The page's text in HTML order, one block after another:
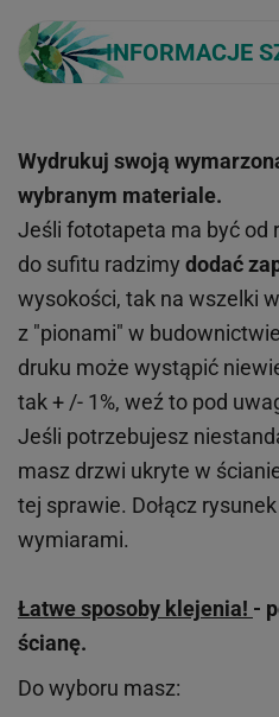
INFORMACJE
Wydrukuj swoją
wybranym materiale.
Jeśli fototapeta ma być od
do sufitu radzimy dodać
wysokości, tak na wszelki
z "pionami" w
druku może wystąpić
tak + /- 1%, weź to pod
Jeśli potrzebujesz
masz drzwi ukryte w
tej sprawie. Dołącz
wymiarami.
Łatwe sposoby klejenia! -
ścianę.
Do wyboru masz: